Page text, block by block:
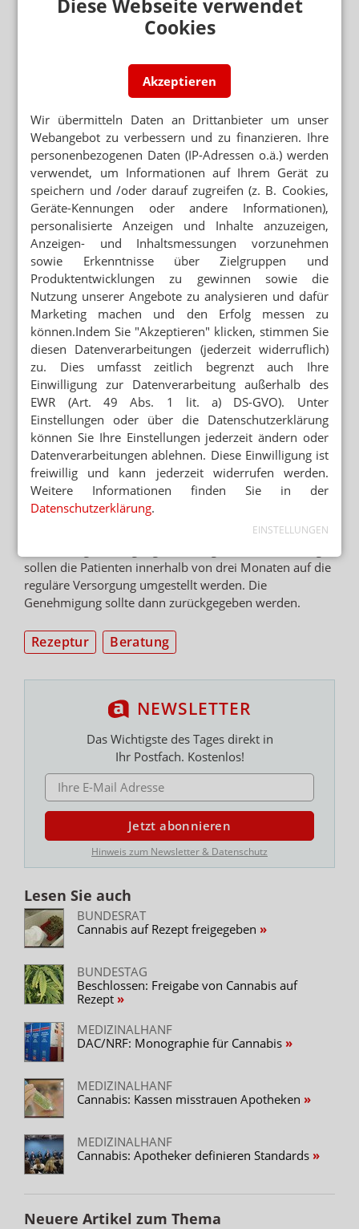
Diese Webseite verwendet
Cookies
Akzeptieren
Wir übermitteln Daten an Drittanbieter um unser
Webangebot zu verbessern und zu finanzieren. Ihre
personenbezogenen Daten (IP-Adressen o.ä.) werden
verwendet, um Informationen auf Ihrem Gerät zu
speichern und /oder darauf zugreifen (z. B. Cookies,
Geräte-Kennungen oder andere Informationen),
personalisierte Anzeigen und Inhalte anzuzeigen,
Anzeigen- und Inhaltsmessungen vorzunehmen
sowie Erkenntnisse über Zielgruppen und
Produktentwicklungen zu gewinnen sowie die
Nutzung unserer Angebote zu analysieren und dafür
Marketing machen und den Erfolg messen zu
können.Indem Sie "Akzeptieren" klicken, stimmen Sie
diesen Datenverarbeitungen (jederzeit widerruflich)
zu. Dies umfasst zeitlich begrenzt auch Ihre
Einwilligung zur Datenverarbeitung außerhalb des
EWR (Art. 49 Abs. 1 lit. a) DS-GVO). Unter
Einstellungen oder über die Datenschutzerklärung
können Sie Ihre Einstellungen jederzeit ändern oder
Datenverarbeitungen ablehnen. Diese Einwilligung ist
freiwillig und kann jederzeit widerrufen werden.
Weitere Informationen finden Sie in der
Datenschutzerklärung.
EINSTELLUNGEN
Eine Abschätzung trauen sich die Experten derzeit nicht
zu. Bei Bionorica hat man sich darauf eingestellt, dass
abgerufen werden könnte. Lieferengpässe werde es
nicht geben, verspricht Firmenchef Professor Dr.
Wie ist die Resonanz der Ärzte?
Bionorica hat zehn Außendienstler zu Ärzten geschickt.
Die Resonanz sei positiv, sagt Popp. Denn die Mediziner
hätten nun für austherapierte und oft gut informierte
Patienten eine neue Option an der Hand. Da die
Indikation bewusst offen gehalten wurde, könnten
Rezepte von Onkologen sowie aus Schmerz- und MS-
Zentren kommen. Auch bei kleineren Indikationen wie
Tourette-Syndrom könnten Ärzte Cannabis verordnen.
Welche Rolle spielt medizinischer Cannabis
bislang?
In Deutschland verfügten zuletzt1004 Patienten über
eine Ausnahmeerlaubnis, Cannabis zur medizinischen
Selbsttherapie in einer Apotheke zu kaufen
. Alleine
2016 wurden 452 Genehmigungen erteilt. Dass nicht
mehr Patienten entsprechende Anträge gestellt haben,
hängt mit den hohen Kosten zusammen. Die Gerichte
sahen bislang keinen Rechtsanspruch auf Erstattung.
Zwei Patienten war es erlaubt, Cannabis zu
medizinischen Zwecken anbauen. Inklusive Dronabinol
wurden rund 5000 mit Cannabis behandelt.
Wie werden Patienten umgestellt?
sollen die Patienten innerhalb von drei Monaten auf die
reguläre Versorgung umgestellt werden. Die
Genehmigung sollte dann zurückgegeben werden.
Rezeptur Beratung
NEWSLETTER
Das Wichtigste des Tages direkt in
Ihr Postfach. Kostenlos!
E-MAIL ADRESSE
Jetzt abonnieren
Hinweis zum Newsletter & Datenschutz
Lesen Sie auch
BUNDESRAT
Cannabis auf Rezept freigegeben
BUNDESTAG
Beschlossen: Freigabe von Cannabis auf
Rezept
MEDIZINALHANF
DAC/NRF: Monographie für Cannabis
MEDIZINALHANF
Cannabis: Kassen misstrauen Apotheken
MEDIZINALHANF
Cannabis: Apotheker definieren Standards
Neuere Artikel zum Thema